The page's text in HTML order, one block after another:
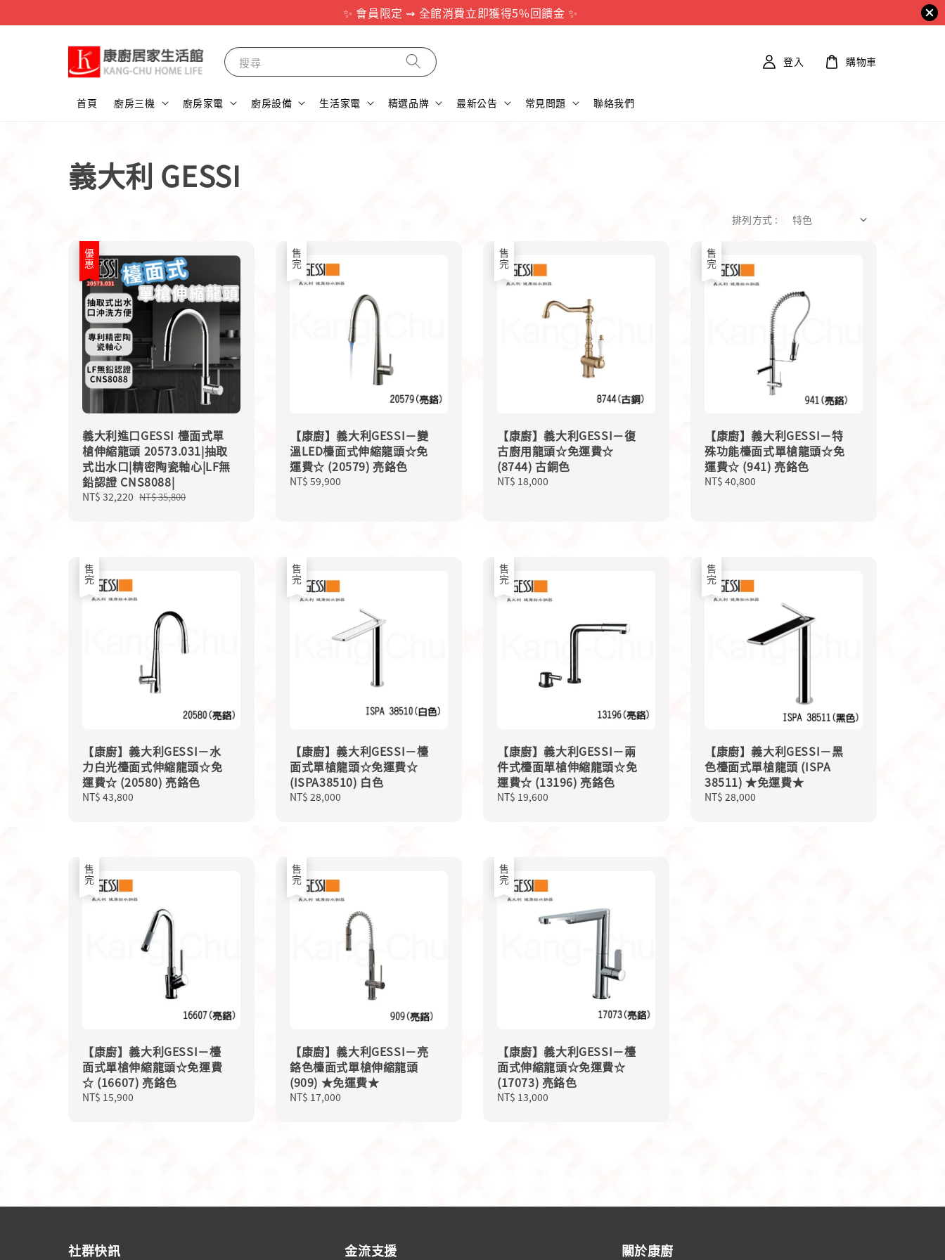
✨ 會員限定 ⇝ 全館消費立即獲得5%回饋金 ✨
搜尋
首頁 廚房三機 廚房家電 廚房設備 生活家電 精選品牌 最新公告 常見問題 聯絡我們
登入 購物車
義大利 GESSI
排列方式 :
優惠
義大利進口GESSI 檯面式單
槍伸縮龍頭 20573.031|抽取
式出水口|精密陶瓷軸心|LF無
鉛認證 CNS8088|
Sale
NT$ 32,220 Regular
NT$ 35,800
售完
【康廚】義大利GESSI－變
溫LED檯面式伸縮龍頭☆免
運費☆ (20579) 亮鉻色
Regular
NT$ 59,900
售完
【康廚】義大利GESSI－復
古廚用龍頭☆免運費☆
(8744) 古銅色
Regular
NT$ 18,000
售完
【康廚】義大利GESSI－特
殊功能檯面式單槍龍頭☆免
運費☆ (941) 亮鉻色
Regular
NT$ 40,800
售完
【康廚】義大利GESSI－水
力白光檯面式伸縮龍頭☆免
運費☆ (20580) 亮鉻色
Regular
NT$ 43,800
售完
【康廚】義大利GESSI－檯
面式單槍龍頭☆免運費☆
(ISPA38510) 白色
Regular
NT$ 28,000
售完
【康廚】義大利GESSI－兩
件式檯面單槍伸縮龍頭☆免
運費☆ (13196) 亮鉻色
Regular
NT$ 19,600
售完
【康廚】義大利GESSI－黑
色檯面式單槍龍頭 (ISPA
38511) ★免運費★
Regular
NT$ 28,000
售完
【康廚】義大利GESSI－檯
面式單槍伸縮龍頭☆免運費
☆ (16607) 亮鉻色
Regular
NT$ 15,900
售完
【康廚】義大利GESSI－亮
鉻色檯面式單槍伸縮龍頭
(909) ★免運費★
Regular
NT$ 17,000
售完
【康廚】義大利GESSI－檯
面式伸縮龍頭☆免運費☆
(17073) 亮鉻色
Regular
NT$ 13,000
社群快訊 金流支援 關於康廚